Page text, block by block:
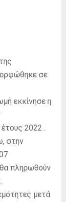
σε
εκκίνησε η
2022 .
στην
θα πληρωθούν
μετά